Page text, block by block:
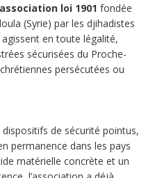
association loi 1901 fondée
(Syrie) par les djihadistes
agissent en toute légalité,
sécurisées du Proche-
persécutées ou
de sécurité pointus,
permanence dans les pays
matérielle concrète et un